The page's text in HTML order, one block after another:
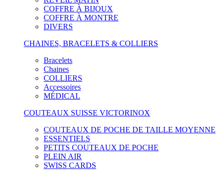
COFFRE À BIJOUX
COFFRE À MONTRE
DIVERS
CHAINES, BRACELETS & COLLIERS
Bracelets
Chaines
COLLIERS
Accessoires
MÉDICAL
COUTEAUX SUISSE VICTORINOX
COUTEAUX DE POCHE DE TAILLE MOYENNE
ESSENTIELS
PETITS COUTEAUX DE POCHE
PLEIN AIR
SWISS CARDS